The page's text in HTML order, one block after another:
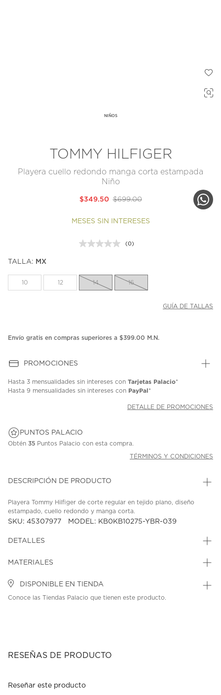
NIÑOS
TOMMY HILFIGER
Playera cuello redondo manga corta estampada
Niño
$699.00
$349.50
MESES SIN INTERESES
Sin
la
misma
(0)
TALLA: MX
10 12 14 16
GUÍA DE TALLAS
Envío gratis en compras superiores a $399.00 M.N.
PROMOCIONES
Hasta 3 mensualidades sin intereses con Tarjetas Palacio*
Hasta 9 mensualidades sin intereses con PayPal*
DETALLE DE PROMOCIONES
PUNTOS PALACIO
Obtén 35 Puntos Palacio con esta compra.
TÉRMINOS Y CONDICIONES
DESCRIPCIÓN DE PRODUCTO
Playera Tommy Hilfiger de corte regular en tejido plano, diseño
estampado, cuello redondo y manga corta.
SKU: 45307977 MODEL: KB0KB10275-YBR-039
DETALLES
MATERIALES
DISPONIBLE EN TIENDA
Conoce las Tiendas Palacio que tienen este producto.
RESEÑAS DE PRODUCTO
Reseñar este producto